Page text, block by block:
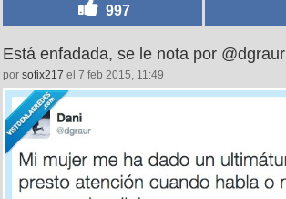
997
Está enfadada, se le nota por @dgraur
por sofix217 el 7 feb 2015, 11:49